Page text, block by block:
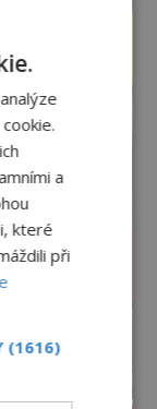
a
které
při
(1616)